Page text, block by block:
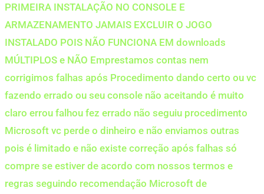
PRIMEIRA INSTALAÇÃO NO CONSOLE E
ARMAZENAMENTO JAMAIS EXCLUIR O JOGO
INSTALADO POIS NÃO FUNCIONA EM downloads
MÚLTIPLOS e NÃO Emprestamos contas nem
corrigimos falhas após Procedimento dando certo ou vc
fazendo errado ou seu console não aceitando é muito
claro errou falhou fez errado não seguiu procedimento
Microsoft vc perde o dinheiro e não enviamos outras
pois é limitado e não existe correção após falhas só
compre se estiver de acordo com nossos termos e
regras seguindo recomendação Microsoft de